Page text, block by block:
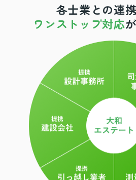
各士業との連
ワンストップ対応